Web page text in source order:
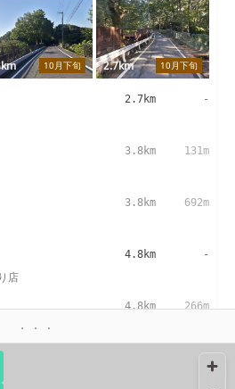
10月下旬 10月下旬
2.7km
2.7km -
3.8km 131m
3.8km 692m
店
4.8km -
4.8km 266m